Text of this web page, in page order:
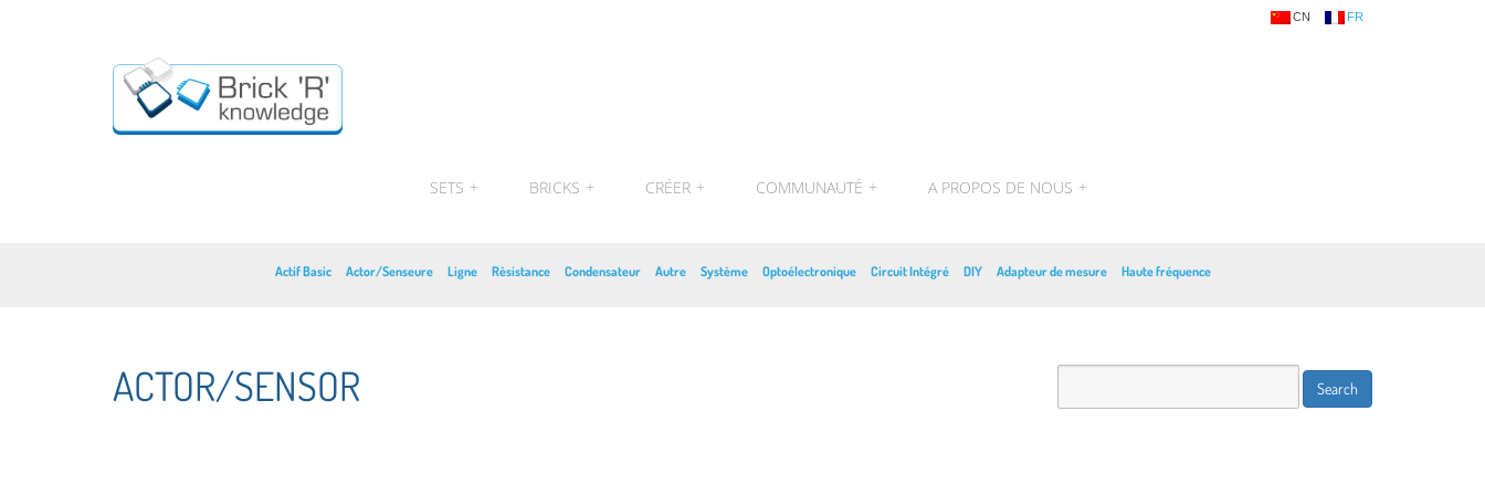
CN FR
SETS + BRICKS + CRÉER + COMMUNAUTÉ + A PROPOS DE NOUS +
Actif Basic Actor/Senseure Ligne Rèsistance Condensateur Autre Système Optoélectronique Circuit Intégré DIY Adapteur de mesure Haute fréquence
ACTOR/SENSOR